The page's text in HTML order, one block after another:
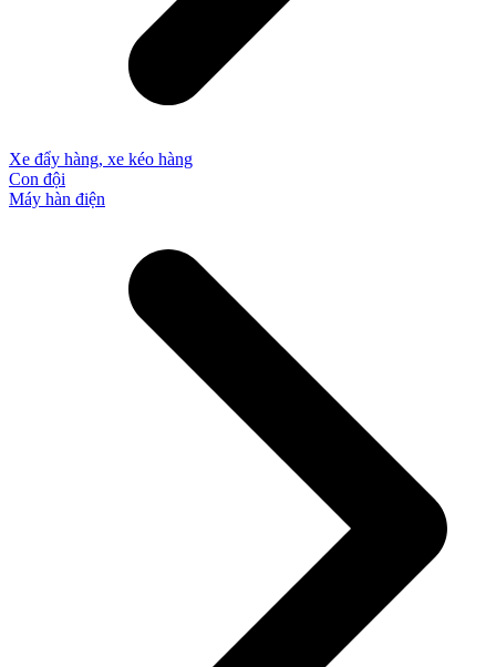
Xe đẩy hàng, xe kéo hàng
Con đội
Máy hàn điện